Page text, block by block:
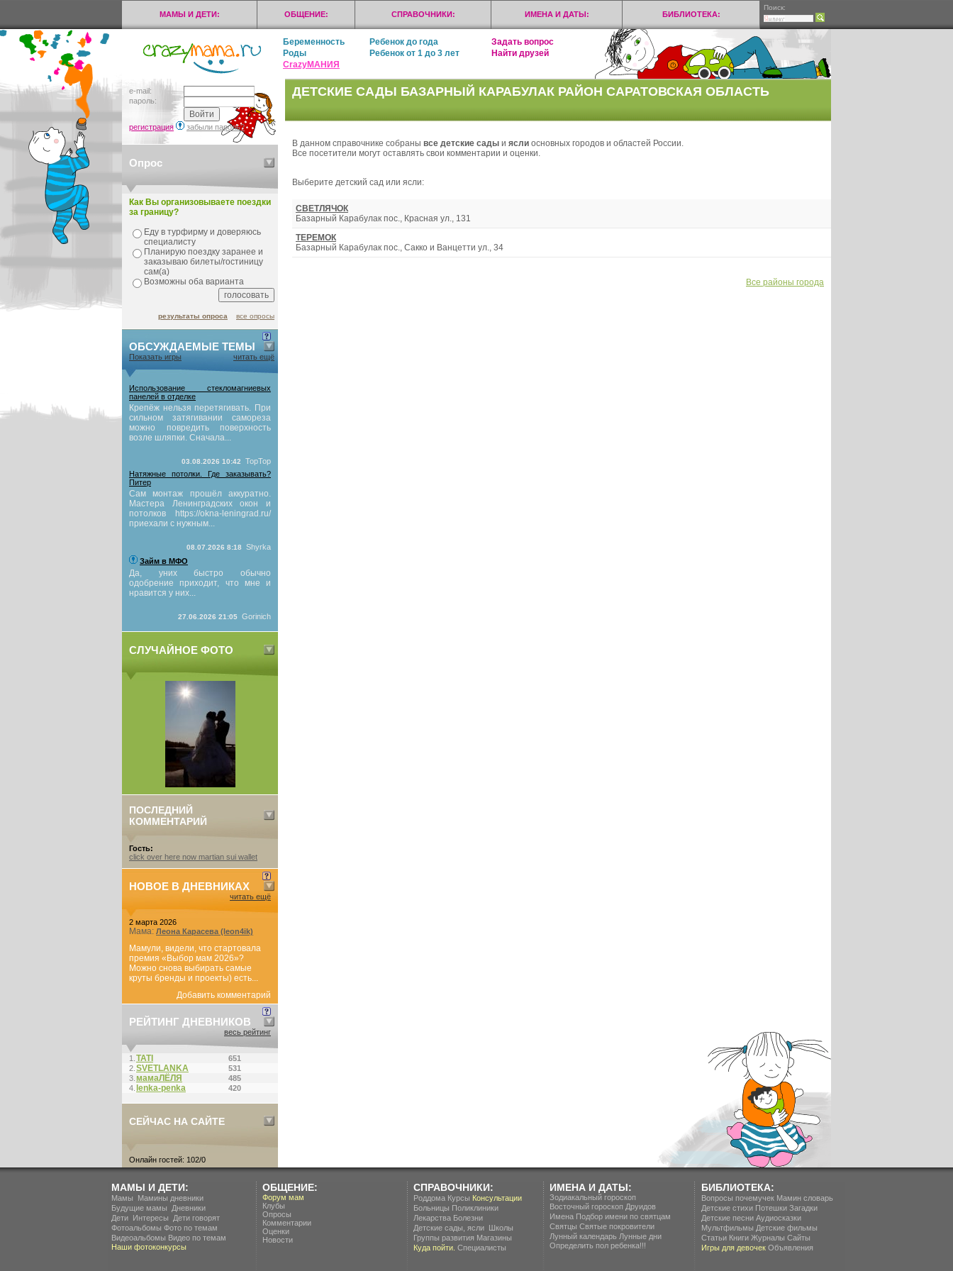
МАМЫ И ДЕТИ: ОБЩЕНИЕ: СПРАВОЧНИКИ: ИМЕНА И ДАТЫ: БИБЛИОТЕКА:
Поиск:
Беременность Ребенок до года
Задать вопрос
Роды
Ребенок от 1 до 3 лет
Найти друзей
CrazyМАНИЯ
e-mail:
пароль:
регистрация забыли пароль?
Опрос
Как Вы организовываете поездки
за границу?
Еду в турфирму и доверяюсь
специалисту
Планирую поездку заранее и
заказываю билеты/гостиницу
сам(а)
Возможны оба варианта
результаты опроса все опросы
ОБСУЖДАЕМЫЕ ТЕМЫ
Показать игры читать ещё
Использование стекломагниевых
панелей в отделке
Крепёж нельзя перетягивать. При
сильном затягивании самореза
можно повредить поверхность
возле шляпки. Сначала...
03.08.2026 10:42
TopTop
Натяжные потолки. Где заказывать?
Питер
Сам монтаж прошёл аккуратно.
Мастера Ленинградских окон и
потолков https://okna-leningrad.ru/
приехали с нужным...
08.07.2026 8:18
Shyrka
Займ в МФО
Да, уних быстро обычно
одобрение приходит, что мне и
нравится у них...
27.06.2026 21:05 Gorinich
СЛУЧАЙНОЕ ФОТО
ПОСЛЕДНИЙ
КОММЕНТАРИЙ
Гость:
click over here now martian sui wallet
НОВОЕ В ДНЕВНИКАХ
читать ещё
2 марта 2026
Мама: Леона Карасева (leon4ik)
Мамули, видели, что стартовала
премия «Выбор мам 2026»?
Можно снова выбирать самые
круты бренды и проекты) есть...
Добавить комментарий
РЕЙТИНГ ДНЕВНИКОВ
весь рейтинг
1. ТАТI
651
2. SVETLANKA
531
3. мамаЛЁЛЯ
485
4. lenka-penka 420
СЕЙЧАС НА САЙТЕ
Онлайн гостей: 102/0
ДЕТСКИЕ САДЫ БАЗАРНЫЙ КАРАБУЛАК РАЙОН САРАТОВСКАЯ ОБЛАСТЬ
В данном справочнике собраны все детские сады и ясли основных городов и областей России.
Все посетители могут оставлять свои комментарии и оценки.
Выберите детский сад или ясли:
СВЕТЛЯЧОК
Базарный Карабулак пос., Красная ул., 131
ТЕРЕМОК
Базарный Карабулак пос., Сакко и Ванцетти ул., 34
Все районы города
МАМЫ И ДЕТИ:
Мамы
Мамины дневники
Будущие мамы
Дневники
Дети Интересы
Дети говорят
Фотоальбомы Фото по темам
Видеоальбомы Видео по темам
Наши фотоконкурсы
ОБЩЕНИЕ:
Форум мам
Клубы
Опросы
Комментарии
Оценки
Новости
СПРАВОЧНИКИ:
Роддома Курсы Консультации
Больницы Поликлиники
Лекарства Болезни
Детские сады, ясли Школы
Группы развития Магазины
Куда пойти. Специалисты
ИМЕНА И ДАТЫ:
Зодиакальный гороскоп
Восточный гороскоп Друидов
Имена Подбор имени по святцам
Святцы Святые покровители
Лунный календарь Лунные дни
Определить пол ребенка!!!
БИБЛИОТЕКА:
Вопросы почемучек Мамин словарь
Детские стихи Потешки Загадки
Детские песни Аудиосказки
Мультфильмы Детские фильмы
Статьи Книги Журналы Сайты
Игры для девочек Объявления